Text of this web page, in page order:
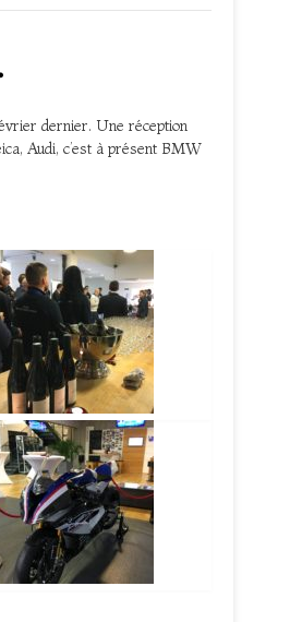
dernier. Une réception
Audi, c’est à présent BMW